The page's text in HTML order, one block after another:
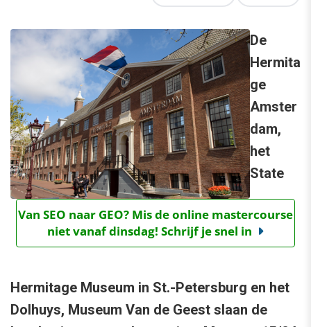
Van SEO naar GEO? Mis de online mastercourse
niet vanaf dinsdag! Schrijf je snel in
De
Hermita
ge
Amster
dam,
het
State
Hermitage Museum in St.-Petersburg en het
Dolhuys, Museum Van de Geest slaan de